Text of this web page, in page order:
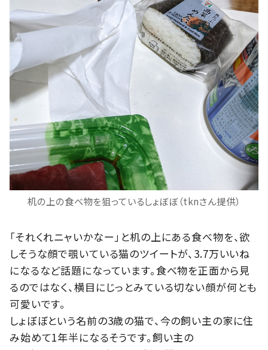
机の上の食べ物を狙っているしょぼぼ（tknさん提供）
「それくれニャいかなー」と机の上にある食べ物を、欲
しそうな顔で覗いている猫のツイートが、3.7万いいね
になるなど話題になっています。食べ物を正面から見
るのではなく、横目にじっとみている切ない顔が何とも
可愛いです。
しょぼぼという名前の3歳の猫で、今の飼い主の家に住
み始めて1年半になるそうです。飼い主の